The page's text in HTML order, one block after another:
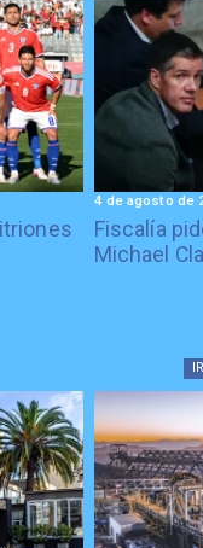
Fiscalía
Michael
4 de agosto de